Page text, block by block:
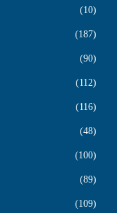
10
187
90
112
116
48
100
89
109